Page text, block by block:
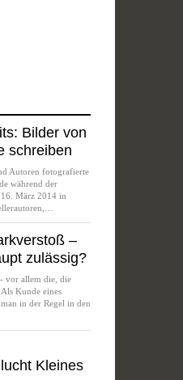
Bilder von
schreiben
Autoren fotografierte
während der
März 2014 in
–
zulässig?
vor allem die, die
Kunde eines
in der Regel in den
Kleines